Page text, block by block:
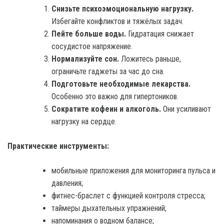
Снизьте психоэмоциональную нагрузку.
Избегайте конфликтов и тяжёлых задач.
Пейте больше воды. Гидратация снижает
сосудистое напряжение.
Нормализуйте сон. Ложитесь раньше,
ограничьте гаджеты за час до сна.
Подготовьте необходимые лекарства.
Особенно это важно для гипертоников.
Сократите кофеин и алкоголь. Они усиливают
нагрузку на сердце.
Практические инструменты:
мобильные приложения для мониторинга пульса и
давления;
фитнес-браслет с функцией контроля стресса;
таймеры дыхательных упражнений;
напоминания о водном балансе;